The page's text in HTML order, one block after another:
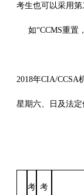
考生也可以采用第
如“CCMS重置，
2018年CIA/CCSA
星期六、日及法定
考 考